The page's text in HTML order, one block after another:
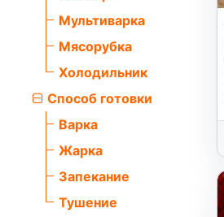
Мультиварка
Мясорубка
Холодильник
Способ готовки
Варка
Жарка
Запекание
Тушение